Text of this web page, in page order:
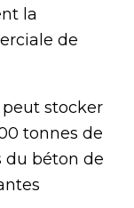
la
de
peut stocker
tonnes de
du béton de